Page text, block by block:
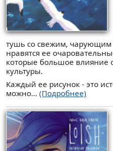
тушь со свежим,
нравятся ее
которые большое влияние
культуры.
Каждый ее рисунок - это
можно... (Подробнее)